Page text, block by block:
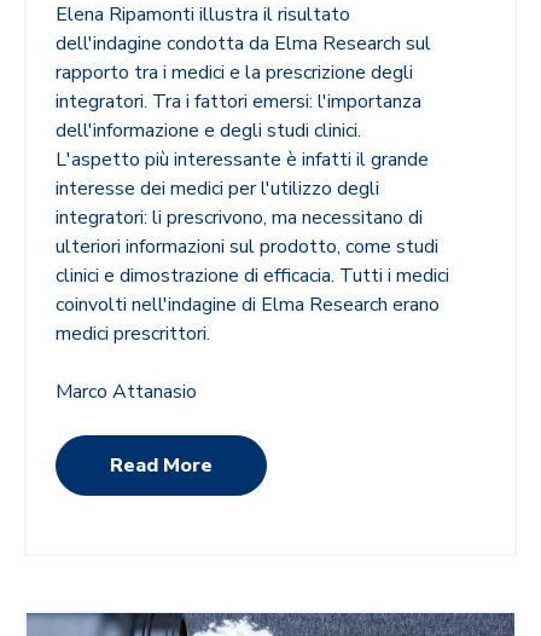
Elena Ripamonti illustra il risultato
dell'indagine condotta da Elma Research sul
rapporto tra i medici e la prescrizione degli
integratori. Tra i fattori emersi: l'importanza
dell'informazione e degli studi clinici.
L'aspetto più interessante è infatti il grande
interesse dei medici per l'utilizzo degli
integratori: li prescrivono, ma necessitano di
ulteriori informazioni sul prodotto, come studi
clinici e dimostrazione di efficacia. Tutti i medici
coinvolti nell'indagine di Elma Research erano
medici prescrittori.
Marco Attanasio
Read More